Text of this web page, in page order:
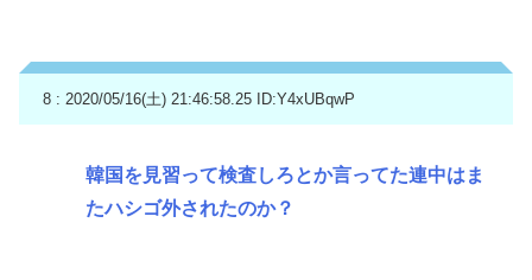
8 : 2020/05/16(土) 21:46:58.25 ID:Y4xUBqwP
韓国を見習って検査しろとか言ってた連中はま
たハシゴ外されたのか？